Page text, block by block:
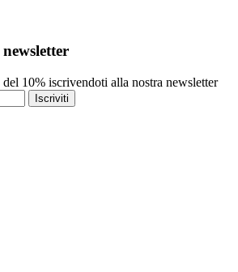
10% iscrivendoti alla nostra newsletter
Iscriviti